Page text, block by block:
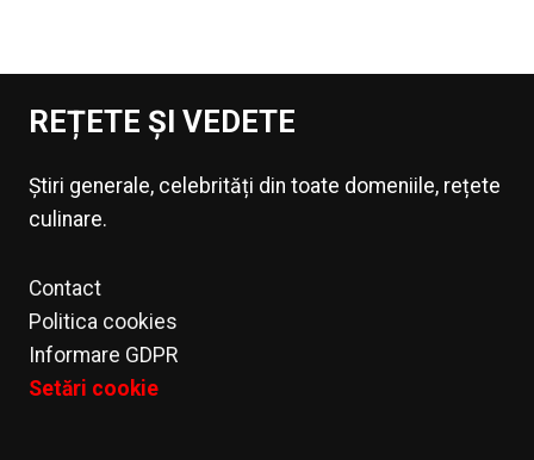
REȚETE ȘI VEDETE
Știri generale, celebrități din toate domeniile, rețete
culinare.
Contact
Politica cookies
Informare GDPR
Setări cookie